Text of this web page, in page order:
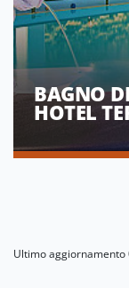
BAGNO
HOTEL
Ultimo aggiornamento